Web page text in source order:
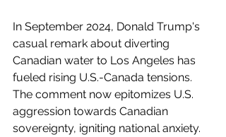
In September 2024, Donald Trump's
casual remark about diverting
Canadian water to Los Angeles has
fueled rising U.S.-Canada tensions.
The comment now epitomizes U.S.
aggression towards Canadian
sovereignty, igniting national anxiety.